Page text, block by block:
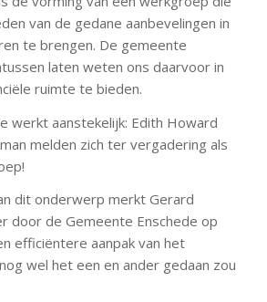
van de gedane aanbevelingen in
te brengen. De gemeente
laten weten ons daarvoor in
ruimte te bieden.
werkt aanstekelijk: Edith Howard
melden zich ter vergadering als
dit onderwerp merkt Gerard
door de Gemeente Enschede op
efficiëntere aanpak van het
wel het een en ander gedaan zou